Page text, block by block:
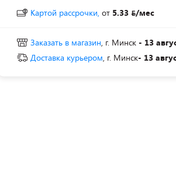
Картой рассрочки, от 5.33 /мес
Заказать в магазин, г. Минск - 13
Доставка курьером, г. Минск- 13